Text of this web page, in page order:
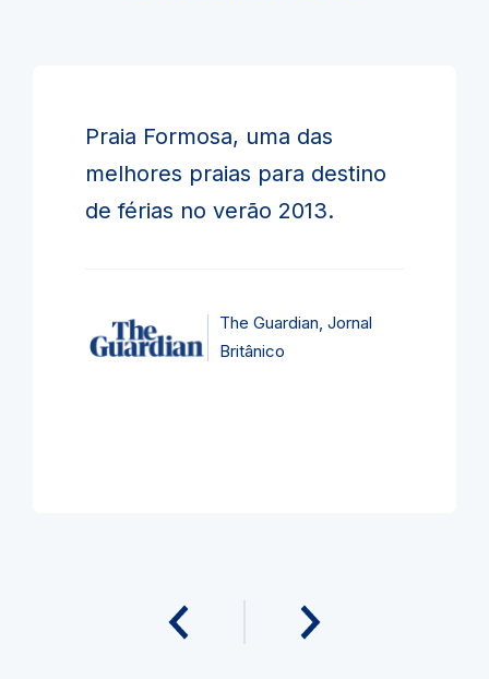
Praia Formosa, uma das
melhores praias para destino
de férias no verão 2013.
The Guardian, Jornal
Britânico